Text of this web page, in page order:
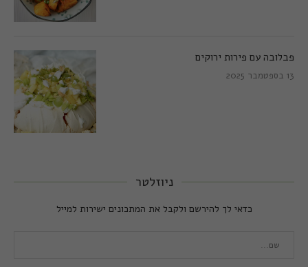
פבלובה עם פירות ירוקים
13 בספטמבר 2025
ניוזלטר
כדאי לך להירשם ולקבל את המתכונים ישירות למייל